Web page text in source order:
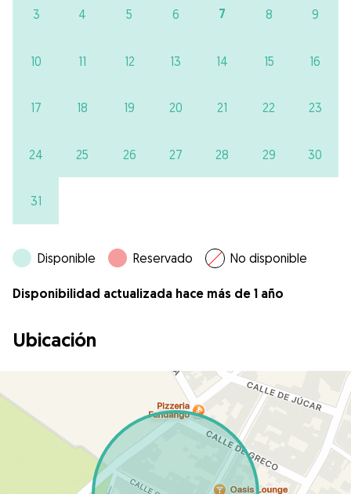
3 4 5 6 7 8 9
10 11 12 13 14 15 16
17 18 19 20 21 22 23
24 25 26 27 28 29 30
31
Disponible Reservado No disponible
Disponibilidad actualizada hace más de 1 año
Ubicación